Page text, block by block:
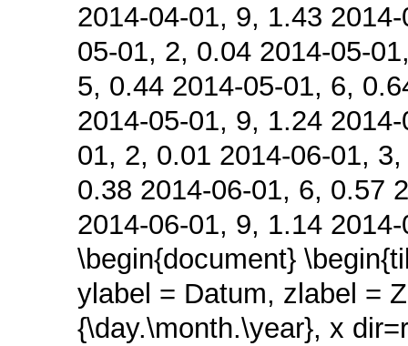
2014-04-01, 9, 1.43
05-01, 2, 0.04 2014-05-
5, 0.44 2014-05-01, 6,
2014-05-01, 9, 1.24
01, 2, 0.01 2014-06-01,
0.38 2014-06-01, 6, 0.57
2014-06-01, 9, 1.14
\begin{document}
ylabel = Datum, zlabel =
{\day.\month.\year}, x